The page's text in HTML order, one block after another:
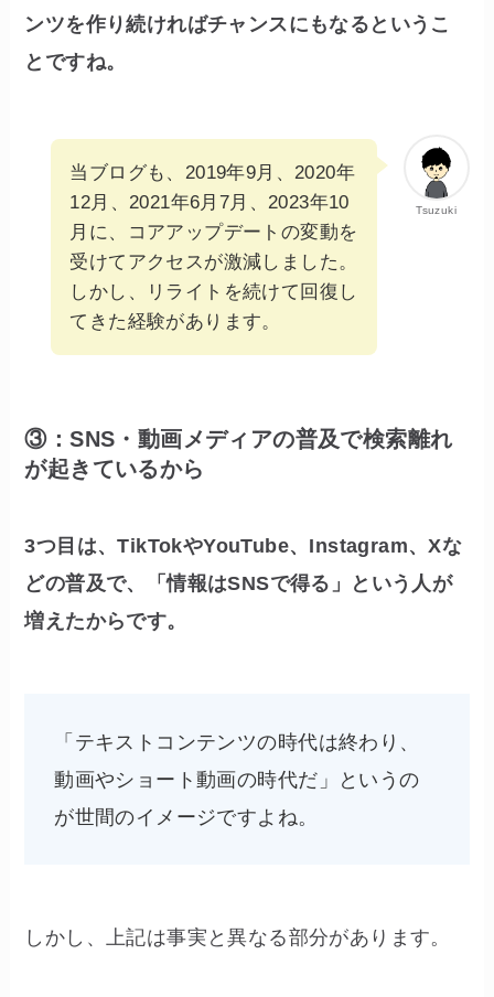
ンツを作り続ければチャンスにもなるというこ
とですね。
Tsuzuki
当ブログも、2019年9月、2020年
12月、2021年6月7月、2023年10
月に、コアアップデートの変動を
受けてアクセスが激減しました。
しかし、リライトを続けて回復し
てきた経験があります。
③：SNS・動画メディアの普及で検索離れ
が起きているから
3つ目は、TikTokやYouTube、Instagram、Xな
どの普及で、「情報はSNSで得る」という人が
増えたからです。
「テキストコンテンツの時代は終わり、
動画やショート動画の時代だ」というの
が世間のイメージですよね。
しかし、上記は事実と異なる部分があります。